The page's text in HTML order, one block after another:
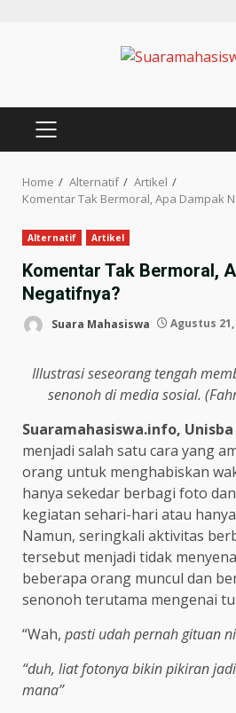
Home Alternatif
Artikel
Komentar Tak Bermoral, Apa Dampak
Alternatif Artikel
Komentar Tak Bermoral,
Negatifnya?
Suara Mahasiswa Agustus 21,
Illustrasi seseorang tengah
senonoh di media sosial.
Suaramahasiswa.info, Unisba
menjadi salah satu cara yang
orang untuk menghabiskan
hanya sekedar berbagi foto
kegiatan sehari-hari atau
Namun, seringkali aktivitas
tersebut menjadi tidak
beberapa orang muncul dan
senonoh terutama mengenai
“Wah, pasti udah pernah gituan
“duh, liat fotonya bikin pikiran jadi
mana”